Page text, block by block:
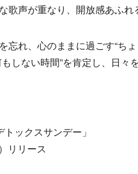
歌声が重なり、開放感あふれ
忘れ、心のままに過ごす“ち
しない時間”を肯定し、日々
ックスサンデー」
リリース